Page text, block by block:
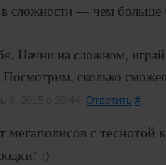
сложности — чем больше
Начни на сложном, играй
Посмотрим, сколько
Ответить #
мегаполисов с
:)